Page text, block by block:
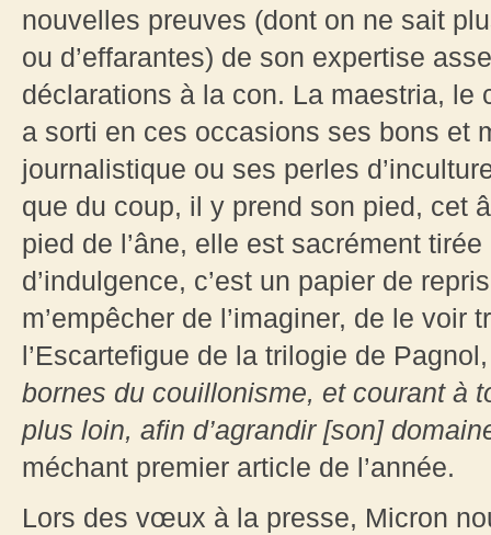
nouvelles preuves (dont on ne sait
ou d’effarantes) de son expertise
déclarations à la con. La maestria,
a sorti en ces occasions ses bons et
journalistique ou ses perles
que du coup, il y prend son pied, cet
pied de l’âne, elle est sacrément
d’indulgence, c’est un papier de
m’empêcher de l’imaginer, de le voir
l’Escartefigue de la trilogie de
bornes du couillonisme, et courant à
plus loin, afin d’agrandir [son]
méchant premier article de l’année.
Lors des vœux à la presse, Micron